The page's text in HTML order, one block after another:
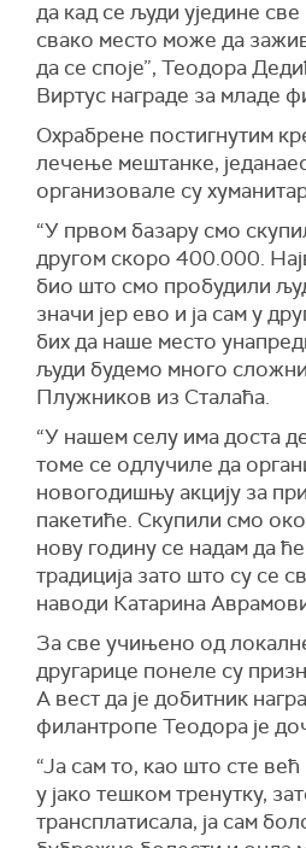
да кад се људи уједине
свако место може да
да се споје”, Теодора
Виртус награде за младе
Охрабрене постигнутим
лечење мештанке,
организовале су
“У првом базару смо
другом скоро 400.000.
био што смо пробудили
значи јер ево и ја сам у
бих да наше место
људи будемо много
Плужников из Сталаћа.
“У нашем селу има доста
томе се одлучиле да
новогодишњу акцију за
пакетиће. Скупили смо
нову годину се надам да
традиција зато што су се
наводи Катарина
За све учињено од
другарице понеле су
А вест да је добитник
филантропе Теодора је
“Ја сам то, као што сте
у јако тешком тренутку,
трансплатисала, ја сам